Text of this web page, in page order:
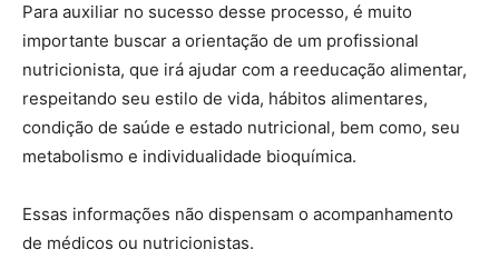
Para auxiliar no sucesso desse processo, é muito
importante buscar a orientação de um profissional
nutricionista, que irá ajudar com a reeducação alimentar,
respeitando seu estilo de vida, hábitos alimentares,
condição de saúde e estado nutricional, bem como, seu
metabolismo e individualidade bioquímica.
Essas informações não dispensam o acompanhamento
de médicos ou nutricionistas.